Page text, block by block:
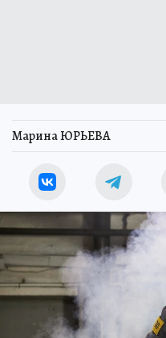
Марина ЮРЬЕВА